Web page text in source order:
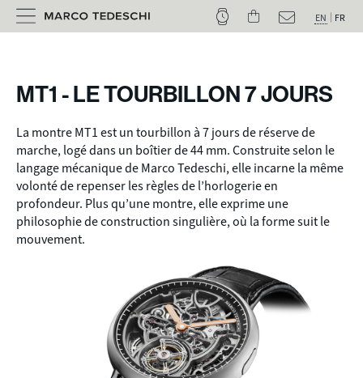
EN FR
MT1 - LE TOURBILLON 7 JOURS
La montre MT1 est un tourbillon à 7 jours de réserve de
marche, logé dans un boîtier de 44 mm. Construite selon le
langage mécanique de Marco Tedeschi, elle incarne la même
volonté de repenser les règles de l’horlogerie en
profondeur. Plus qu’une montre, elle exprime une
philosophie de construction singulière, où la forme suit le
mouvement.